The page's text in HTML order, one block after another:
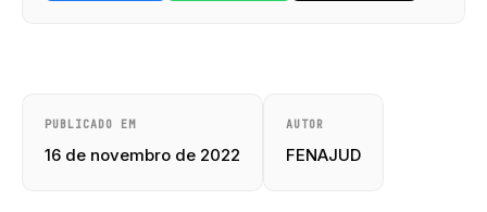
PUBLICADO EM
16 de novembro de 2022
AUTOR
FENAJUD